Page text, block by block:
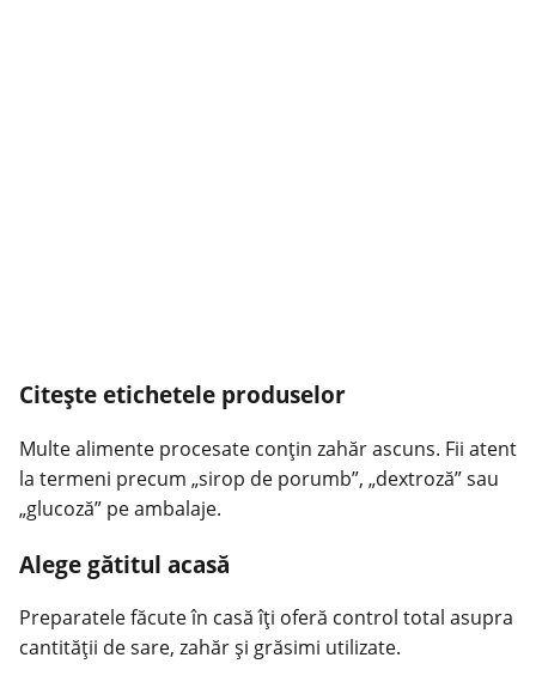
Citeşte etichetele produselor
Multe alimente procesate conţin zahăr ascuns. Fii atent
la termeni precum „sirop de porumb”, „dextroză” sau
„glucoză” pe ambalaje.
Alege gătitul acasă
Preparatele făcute în casă îţi oferă control total asupra
cantităţii de sare, zahăr şi grăsimi utilizate.